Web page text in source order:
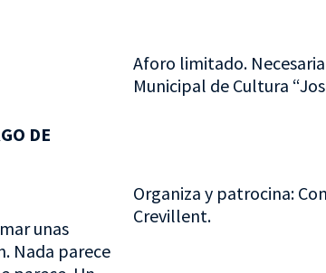
DE
unas
Nada parece
Aforo limitado.
Municipal de Cultura
Organiza y patrocina:
Crevillent.